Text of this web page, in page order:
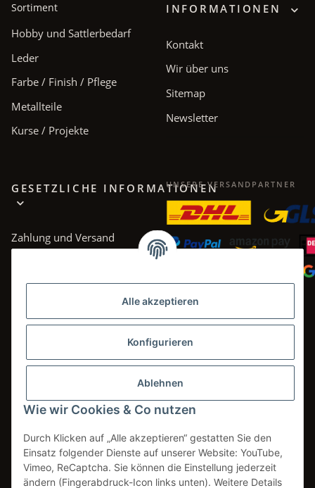
Alle akzeptieren
Konfigurieren
Ablehnen
Wie wir Cookies & Co nutzen
Durch Klicken auf „Alle akzeptieren“ gestatten Sie den
Einsatz folgender Dienste auf unserer Website: YouTube,
Vimeo, ReCaptcha. Sie können die Einstellung jederzeit
ändern (Fingerabdruck-Icon links unten). Weitere Details
Sortiment
Hobby und Sattlerbedarf
Leder
Farbe / Finish / Pflege
Metallteile
Kurse / Projekte
INFORMATIONEN
Kontakt
Wir über uns
Sitemap
Newsletter
GESETZLICHE INFORMATIONEN
Zahlung und Versand
Datenschutz
UNSERE VERSANDPARTNER
Vertrag widerrufen
* Alle Preise inkl. gesetzlicher USt., zzgl. Versand